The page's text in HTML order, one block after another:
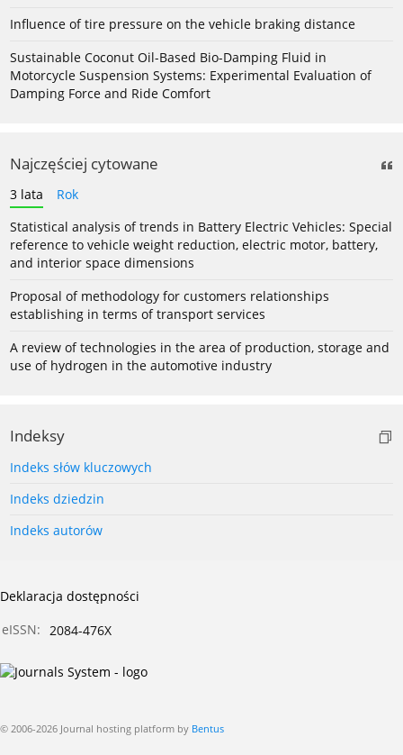
Influence of tire pressure on the vehicle braking distance
Sustainable Coconut Oil-Based Bio-Damping Fluid in
Motorcycle Suspension Systems: Experimental Evaluation of
Damping Force and Ride Comfort
Najczęściej cytowane
3 lata
Rok
Statistical analysis of trends in Battery Electric Vehicles: Special
reference to vehicle weight reduction, electric motor, battery,
and interior space dimensions
Proposal of methodology for customers relationships
establishing in terms of transport services
A review of technologies in the area of production, storage and
use of hydrogen in the automotive industry
Indeksy
Indeks słów kluczowych
Indeks dziedzin
Indeks autorów
Deklaracja dostępności
eISSN:
2084-476X
© 2006-2026 Journal hosting platform by Bentus